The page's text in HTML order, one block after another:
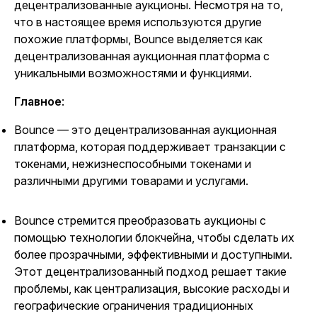
децентрализованные аукционы. Несмотря на то,
что в настоящее время используются другие
похожие платформы, Bounce выделяется как
децентрализованная аукционная платформа с
уникальными возможностями и функциями.
Главное:
Bounce — это децентрализованная аукционная
платформа, которая поддерживает транзакции с
токенами, нежизнеспособными токенами и
различными другими товарами и услугами.
Bounce стремится преобразовать аукционы с
помощью технологии блокчейна, чтобы сделать их
более прозрачными, эффективными и доступными.
Этот децентрализованный подход решает такие
проблемы, как централизация, высокие расходы и
географические ограничения традиционных